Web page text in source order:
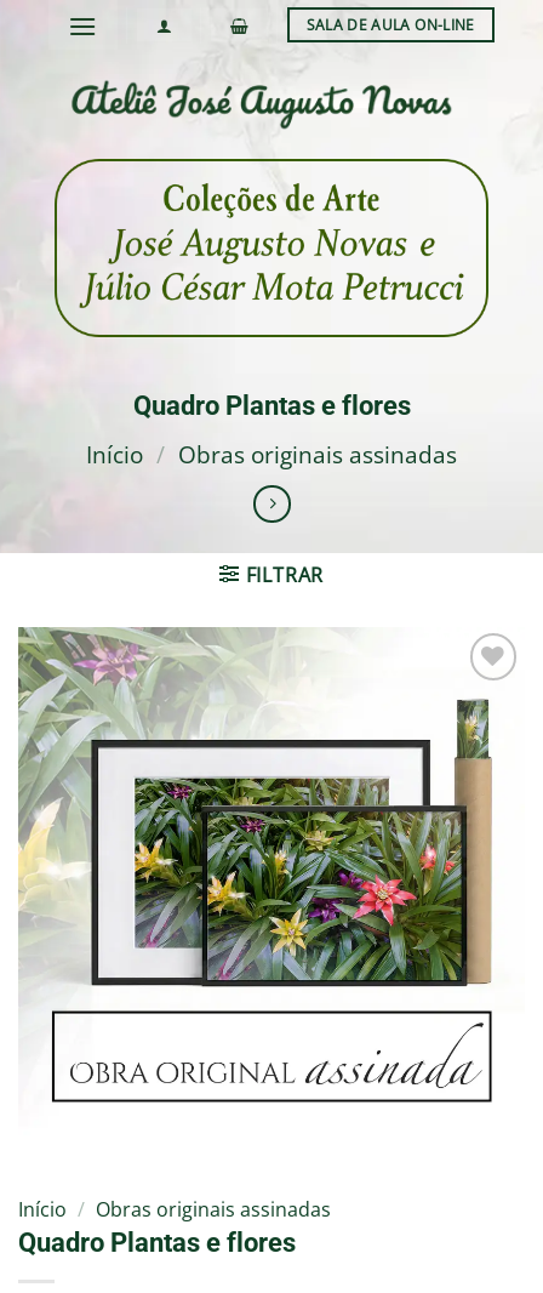
SALA DE AULA ON-LINE
Quadro Plantas e flores
Início / Obras originais assinadas
FILTRAR
Adicionar
à lista de
desejos
Início / Obras originais assinadas
Quadro Plantas e flores